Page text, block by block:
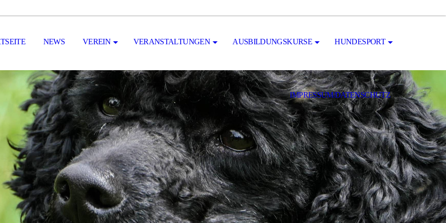
NEWS VEREIN VERANSTALTUNGEN AUSBILDUNGSKURSE HUNDESPORT
IMPRESSUM/DATENSCHUTZ